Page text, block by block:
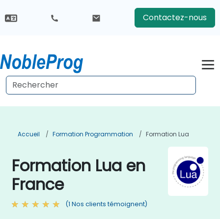
Contactez-nous
Accueil Formation Programmation Formation Lua
Formation Lua en
France
(1 Nos clients témoignent)